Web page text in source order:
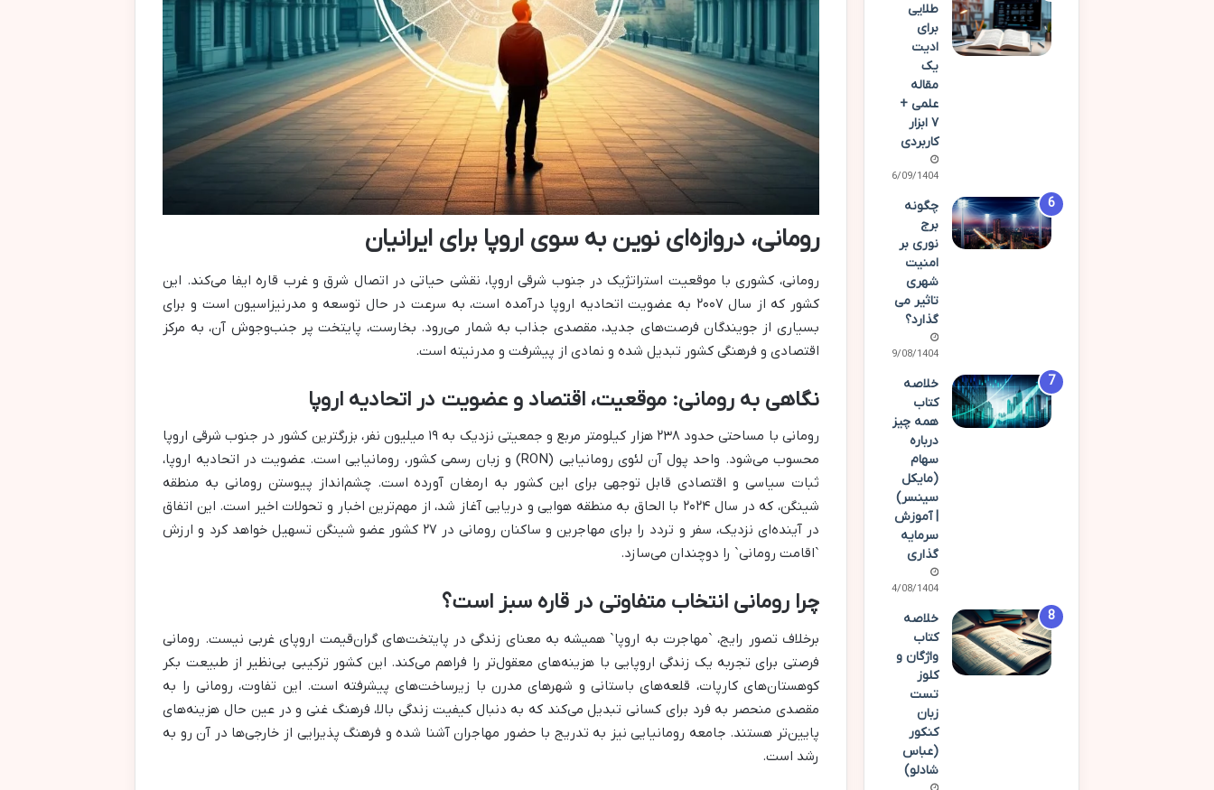
رومانی، دروازه‌ای نوین به سوی اروپا برای ایرانیان
رومانی، کشوری با موقعیت استراتژیک در جنوب شرقی اروپا، نقشی حیاتی در اتصال شرق و غرب قاره ایفا می‌کند. این
کشور که از سال ۲۰۰۷ به عضویت اتحادیه اروپا درآمده است، به سرعت در حال توسعه و مدرنیزاسیون است و برای
بسیاری از جویندگان فرصت‌های جدید، مقصدی جذاب به شمار می‌رود. بخارست، پایتخت پر جنب‌وجوش آن، به مرکز
اقتصادی و فرهنگی کشور تبدیل شده و نمادی از پیشرفت و مدرنیته است.
نگاهی به رومانی: موقعیت، اقتصاد و عضویت در اتحادیه اروپا
رومانی با مساحتی حدود ۲۳۸ هزار کیلومتر مربع و جمعیتی نزدیک به ۱۹ میلیون نفر، بزرگترین کشور در جنوب شرقی اروپا
محسوب می‌شود. واحد پول آن لئوی رومانیایی (RON) و زبان رسمی کشور، رومانیایی است. عضویت در اتحادیه اروپا،
ثبات سیاسی و اقتصادی قابل توجهی برای این کشور به ارمغان آورده است. چشم‌انداز پیوستن رومانی به منطقه
شینگن، که در سال ۲۰۲۴ با الحاق به منطقه هوایی و دریایی آغاز شد، از مهم‌ترین اخبار و تحولات اخیر است. این اتفاق
در آینده‌ای نزدیک، سفر و تردد را برای مهاجرین و ساکنان رومانی در ۲۷ کشور عضو شینگن تسهیل خواهد کرد و ارزش
`اقامت رومانی` را دوچندان می‌سازد.
چرا رومانی انتخاب متفاوتی در قاره سبز است؟
برخلاف تصور رایج، `مهاجرت به اروپا` همیشه به معنای زندگی در پایتخت‌های گران‌قیمت اروپای غربی نیست. رومانی
فرصتی برای تجربه یک زندگی اروپایی با هزینه‌های معقول‌تر را فراهم می‌کند. این کشور ترکیبی بی‌نظیر از طبیعت بکر
کوهستان‌های کارپات، قلعه‌های باستانی و شهرهای مدرن با زیرساخت‌های پیشرفته است. این تفاوت، رومانی را به
مقصدی منحصر به فرد برای کسانی تبدیل می‌کند که به دنبال کیفیت زندگی بالا، فرهنگ غنی و در عین حال هزینه‌های
پایین‌تر هستند. جامعه رومانیایی نیز به تدریج با حضور مهاجران آشنا شده و فرهنگ پذیرایی از خارجی‌ها در آن رو به
رشد است.
طلایی
برای
ادیت
یک
مقاله
علمی +
۷ ابزار
کاربردی
16/09/1404
چگونه
برج
نوری بر
امنیت
شهری
تاثیر می
گذارد؟
19/08/1404
خلاصه
کتاب
همه چیز
درباره
سهام
(مایکل
سینسر)
| آموزش
سرمایه
گذاری
04/08/1404
خلاصه
کتاب
واژگان و
کلوز
تست
زبان
کنکور
(عباس
شادلو)